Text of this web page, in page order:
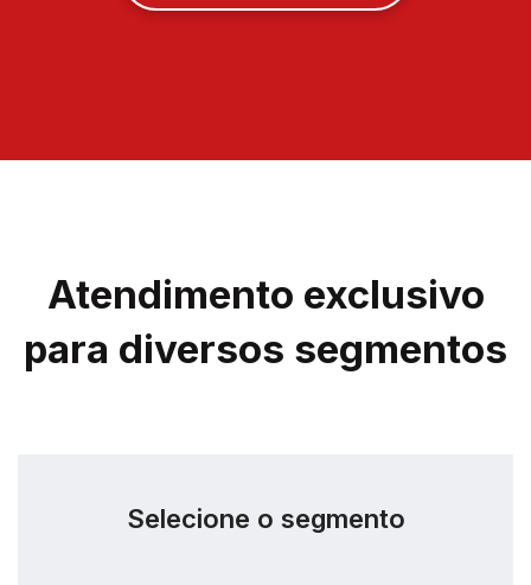
Atendimento exclusivo
para diversos segmentos
Selecione o segmento